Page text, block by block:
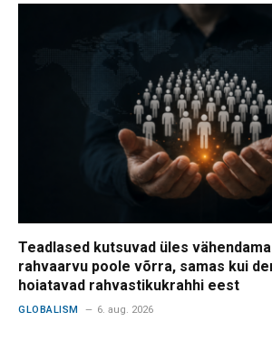
Teadlased kutsuvad üles
rahvaarvu poole võrra, samas kui
hoiatavad rahvastikukrahhi eest
GLOBALISM 6. aug. 2026